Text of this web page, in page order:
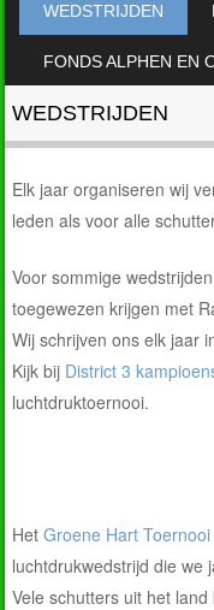
WEDSTRIJDEN
FONDS ALPHEN EN
WEDSTRIJDEN
Elk jaar organiseren wij
leden als voor alle
Voor sommige
toegewezen krijgen met
Wij schrijven ons elk jaar
Kijk bij District 3
luchtdruktoernooi.
HetGroene Hart Toernooi
luchtdrukwedstrijd die we
Vele schutters uit het